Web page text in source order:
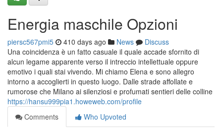
Energia maschile Opzioni
piersc567pmi5 410 days ago News
Discuss
Una coincidenza è un fatto casuale il quale accade sfornito di
alcun legame apparente verso il intreccio intellettuale oppure
emotivo i quali stai vivendo. Mi chiamo Elena e sono allegro
intorno a accoglierti in questo luogo. Dalle strade affollate e
rumorose che Milano ai silenziosi e profumati sentieri delle colline
https://hansu999pia1.howeweb.com/profile
Comments
Who Upvoted